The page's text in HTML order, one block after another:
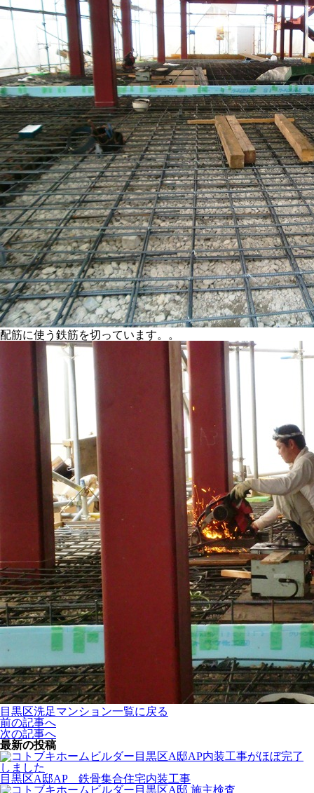
配筋に使う鉄筋を切っています。。
目黒区洗足マンション一覧に戻る
前の記事へ
次の記事へ
最新の投稿
目黒区A邸AP 鉄骨集合住宅内装工事